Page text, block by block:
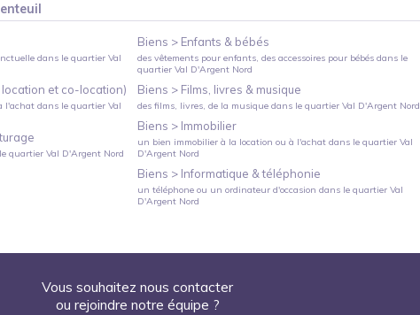
dans le quartier Val
et co-location)
l'achatdans le quartier Val
quartier Val D'Argent Nord
Biens > Enfants & bébés
des vêtements pour enfants, des accessoires pour bébésdans le
quartier Val D'Argent Nord
Biens > Films, livres & musique
des films, livres, de la musiquedans le quartier Val D'Argent Nord
Biens > Immobilier
un bien immobilier à la location ou à l'achatdans le quartier Val
D'Argent Nord
Biens > Informatique & téléphonie
un téléphone ou un ordinateur d'occasion dans le quartier Val
D'Argent Nord
Vous souhaitez nous contacter
ou rejoindre notre équipe ?